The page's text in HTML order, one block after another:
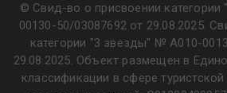
© Свид-во о присвоении
00130-50/03087692 от 29.08.2025.
категории "3 звезды" № А010-
29.08.2025. Объект размещен в
классификации в сфере